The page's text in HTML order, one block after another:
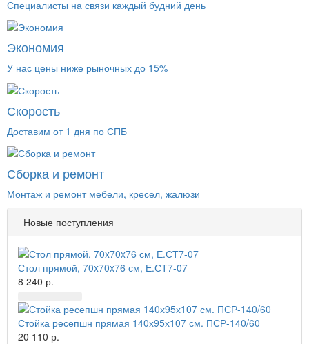
Специалисты на связи каждый будний день
Экономия
У нас цены ниже рыночных до 15%
Скорость
Доставим от 1 дня по СПБ
Сборка и ремонт
Монтаж и ремонт мебели, кресел, жалюзи
Новые поступления
Стол прямой, 70x70x76 см, Е.СТ7-07
8 240 р.
Стойка ресепшн прямая 140х95х107 см. ПСР-140/60
20 110 р.